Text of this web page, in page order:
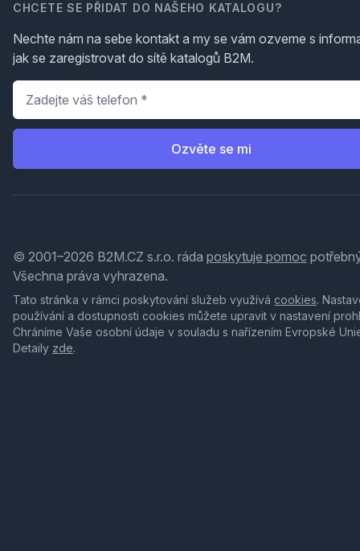
CHCETE SE PŘIDAT DO NAŠEHO KATALOGU?
Nechte nám na sebe kontakt a my se vám ozveme s
jak se zaregistrovat do sítě katalogů B2M.
Telefon
Ozvěte se mi
© 2001–2026 B2M.CZ s.r.o. ráda poskytuje pomoc
Všechna práva vyhrazena.
Tato stránka v rámci poskytování služeb využívá cookies.
používání a dostupnosti cookies můžete upravit v nastavení
Chráníme Vaše osobní údaje v souladu s nařízením Evropské
Detaily zde.